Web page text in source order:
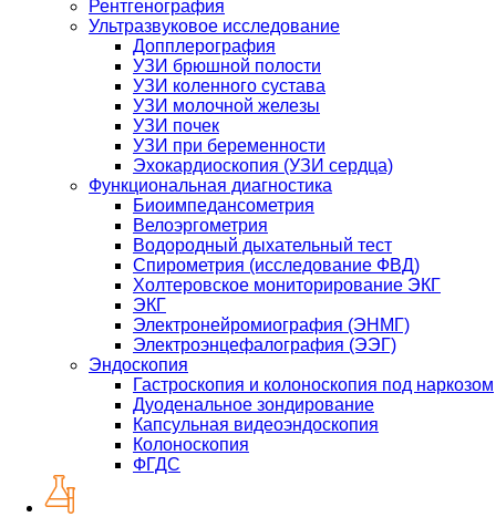
Рентгенография
Ультразвуковое исследование
Допплерография
УЗИ брюшной полости
УЗИ коленного сустава
УЗИ молочной железы
УЗИ почек
УЗИ при беременности
Эхокардиоскопия (УЗИ сердца)
Функциональная диагностика
Биоимпедансометрия
Велоэргометрия
Водородный дыхательный тест
Спирометрия (исследование ФВД)
Холтеровское мониторирование ЭКГ
ЭКГ
Электронейромиография (ЭНМГ)
Электроэнцефалография (ЭЭГ)
Эндоскопия
Гастроскопия и колоноскопия под наркозом
Дуоденальное зондирование
Капсульная видеоэндоскопия
Колоноскопия
ФГДС